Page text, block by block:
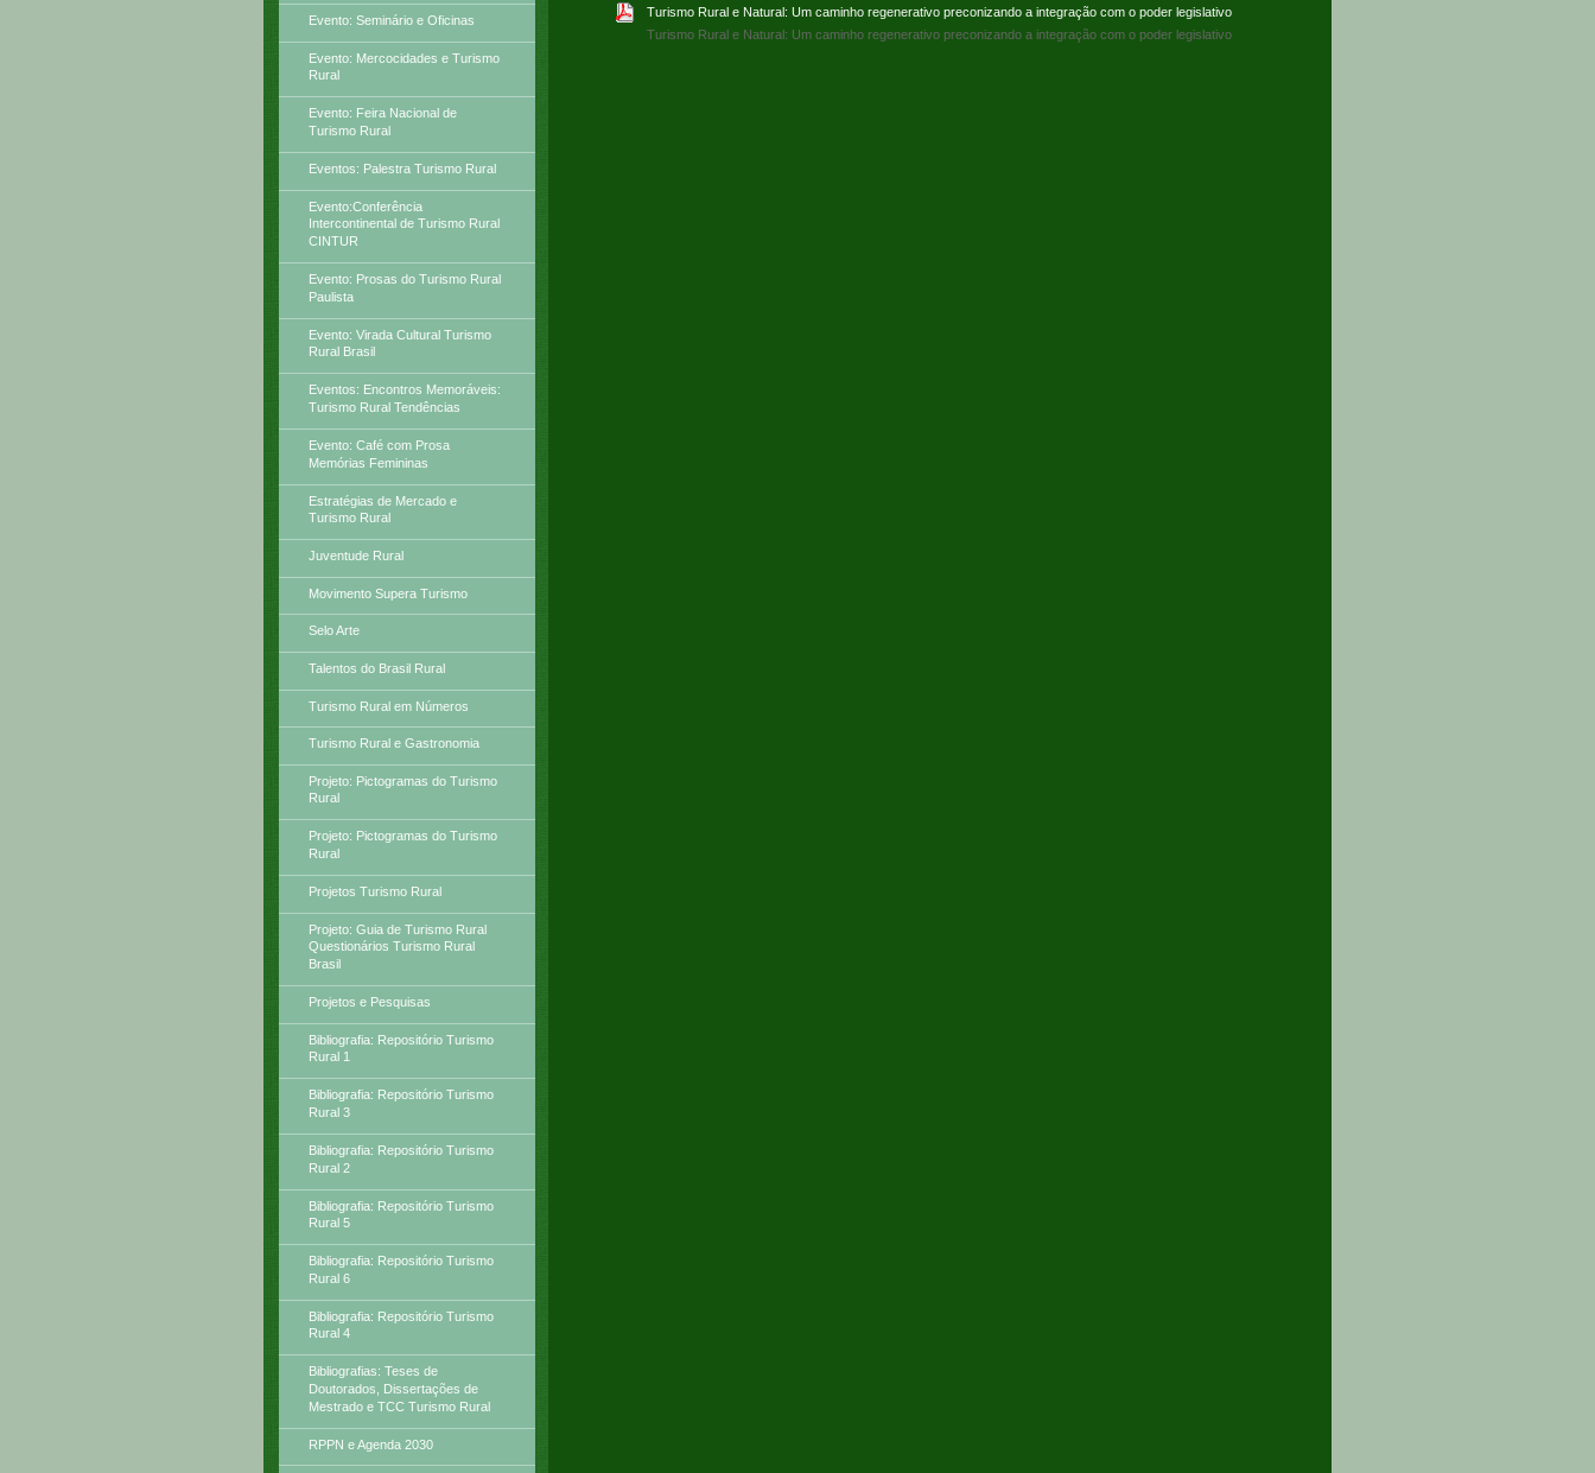
Evento: Seminário e Oficinas
Evento: Mercocidades e Turismo
Rural
Evento: Feira Nacional de
Turismo Rural
Eventos: Palestra Turismo Rural
Evento:Conferência
Intercontinental de Turismo Rural
CINTUR
Evento: Prosas do Turismo Rural
Paulista
Evento: Virada Cultural Turismo
Rural Brasil
Eventos: Encontros Memoráveis:
Turismo Rural Tendências
Evento: Café com Prosa
Memórias Femininas
Estratégias de Mercado e
Turismo Rural
Juventude Rural
Movimento Supera Turismo
Selo Arte
Talentos do Brasil Rural
Turismo Rural em Números
Turismo Rural e Gastronomia
Projeto: Pictogramas do Turismo
Rural
Projeto: Pictogramas do Turismo
Rural
Projetos Turismo Rural
Projeto: Guia de Turismo Rural
Questionários Turismo Rural
Brasil
Projetos e Pesquisas
Bibliografia: Repositório Turismo
Rural 1
Bibliografia: Repositório Turismo
Rural 3
Bibliografia: Repositório Turismo
Rural 2
Bibliografia: Repositório Turismo
Rural 5
Bibliografia: Repositório Turismo
Rural 6
Bibliografia: Repositório Turismo
Rural 4
Bibliografias: Teses de
Doutorados, Dissertações de
Mestrado e TCC Turismo Rural
RPPN e Agenda 2030
Turismo Rural e Natural: Um caminho regenerativo preconizando a integração com o poder legislativo
Turismo Rural e Natural: Um caminho regenerativo preconizando a integração com o poder legislativo